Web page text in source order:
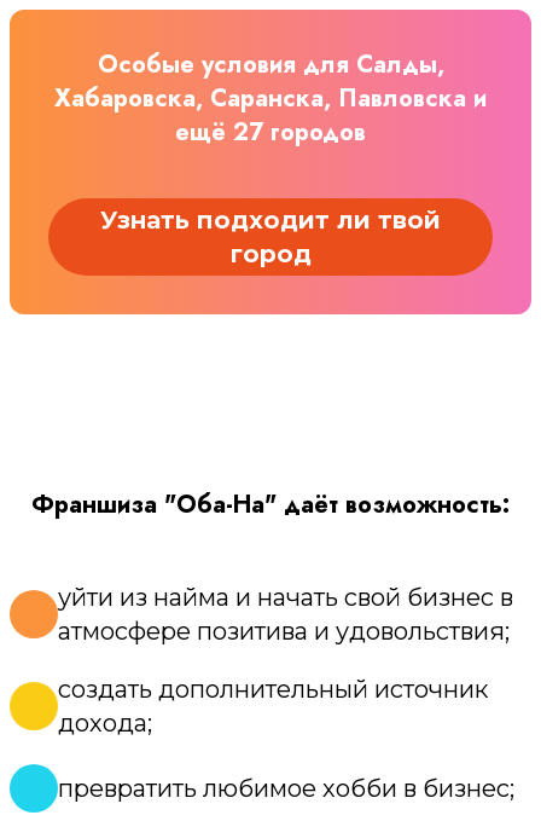
Особые условия для Салды,
Хабаровска, Саранска, Павловска и
ещё 27 городов
Узнать подходит ли твой
город
Франшиза "Оба-На" даёт возможность:
уйти из найма и начать свой бизнес в
атмосфере позитива и удовольствия;
создать дополнительный источник
дохода;
превратить любимое хобби в бизнес;